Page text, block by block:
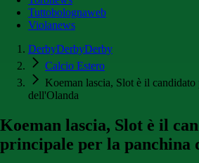
Tuttobolognaweb
Violanews
DerbyDerbyDerby
Calcio Estero
Koeman lascia, Slot è il
dell'Olanda
Koeman lascia, Slot è il
principale per la panchina